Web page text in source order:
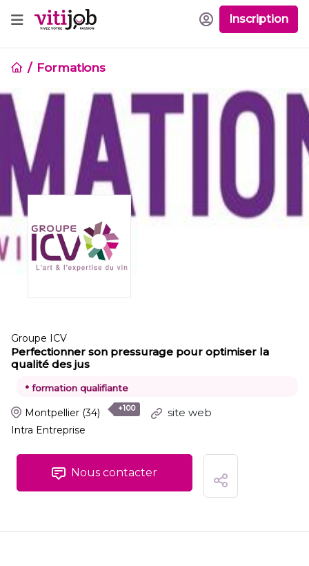
Inscription
Formations
Groupe ICV
Perfectionner son pressurage pour optimiser la
qualité des jus
• formation qualifiante
Montpellier (34) +100 site web
Intra Entreprise
Nous contacter